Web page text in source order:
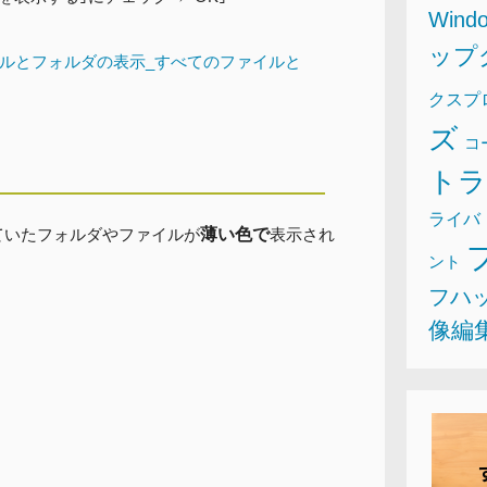
たフォルダやファイルが薄い色で表示され
ップ
クスプ
ズ コ
ト
ライバ
ント
フハ
像編